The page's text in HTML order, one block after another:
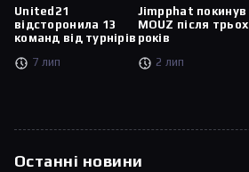
United21
відсторонила 13
команд від турнірів
7 лип
Jimpphat покинув
MOUZ після трьох
років
2 лип
Останні новини